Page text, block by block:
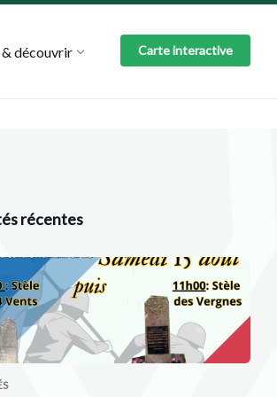
découvrir Carte interactive
récentes